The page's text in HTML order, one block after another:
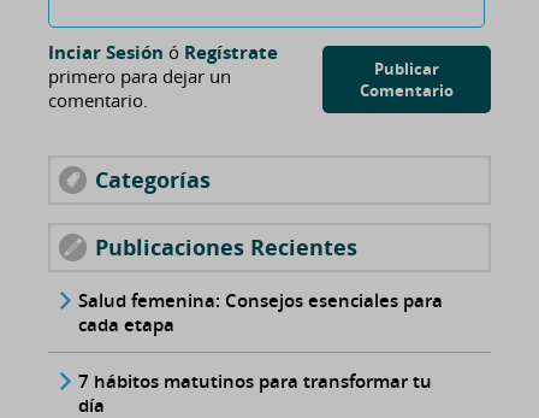
Publicar
Comentario
Inciar Sesión ó Regístrate
primero para dejar un
comentario.
Categorías
Publicaciones Recientes
Salud femenina: Consejos esenciales para
cada etapa
7 hábitos matutinos para transformar tu
día